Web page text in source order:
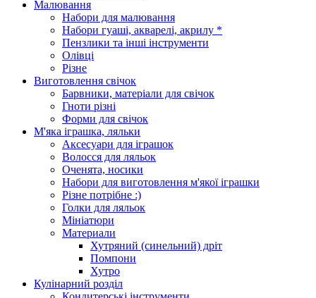
Малювання
Набори для малювання
Набори гуаші, акварелі, акрилу *
Пензлики та інші інструменти
Олівці
Різне
Виготовлення свічок
Барвники, матеріали для свічок
Гноти різні
Форми для свічок
М'яка іграшка, ляльки
Аксесуари для іграшок
Волосся для ляльок
Оченята, носики
Набори для виготовлення м'якої іграшки
Різне потрібне :)
Голки для ляльок
Мініатюри
Материали
Хутряний (синельний) дріт
Помпони
Хутро
Кулінарний розділ